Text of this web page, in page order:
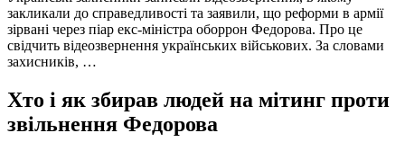
закликали до справедливості та заявили, що реформи в армії
зірвані через піар екс-міністра оборрон Федорова. Про це
свідчить відеозвернення українських військових. За словами
захисників, …
Хто і як збирав людей на мітинг проти
звільнення Федорова